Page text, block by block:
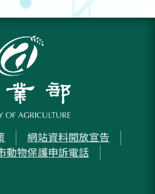
網站資料開放宣告
動物保護申訴電話